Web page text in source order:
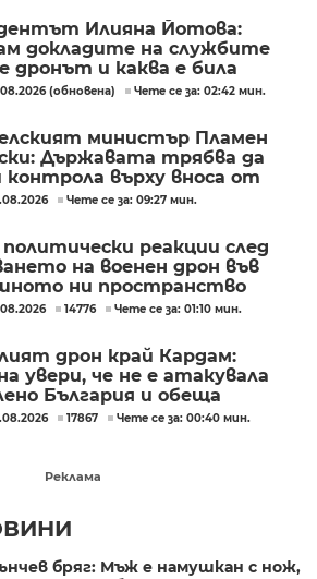
Илияна Йотова:
докладите на службите
дронът и каква е била
роля
(обновена) Чете се за: 02:42 мин.
министър Пламен
Държавата трябва да
контрола върху вноса от
страниЧете се за: 09:27 мин.
политически реакции след
на военен дрон във
ни пространство
14776 Чете се за: 01:10 мин.
дрон край Кардам:
увери, че не е атакувала
България и обеща
17867 Чете се за: 00:40 мин.
Реклама
бряг: Мъж е намушкан с нож,